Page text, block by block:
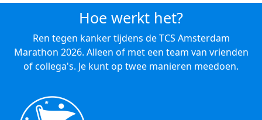
Hoe werkt het?
Ren tegen kanker tijdens de TCS Amsterdam
Marathon 2026. Alleen of met een team van vrienden
of collega's. Je kunt op twee manieren meedoen.